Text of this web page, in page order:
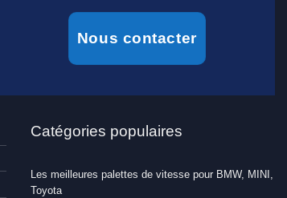
Nous contacter
Catégories populaires
Les meilleures palettes de vitesse pour BMW, MINI,
Toyota